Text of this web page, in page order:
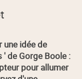
une idée de
de Gorge Boole :
pour allumer